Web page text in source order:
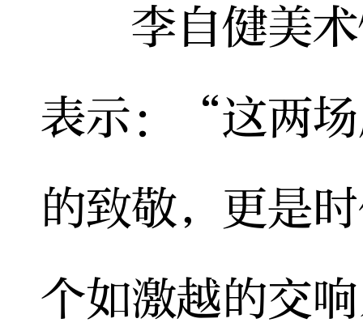
李自健美术
表示：“这两
的致敬，更是
个如激越的交